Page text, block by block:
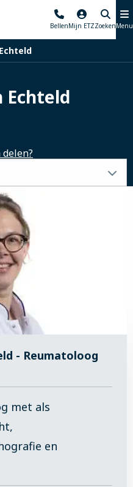
BellenMijn ETZZoekenMenu
Echteld
delen?
- Reumatoloog
met als
en